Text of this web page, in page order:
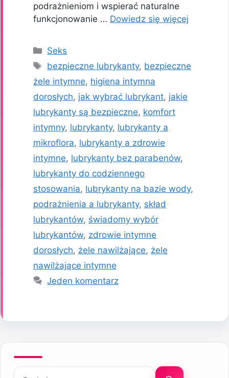
podrażnieniom i wspierać naturalne
funkcjonowanie … Dowiedz się więcej
Kategorie
Seks
Tagi
bezpieczne lubrykanty, bezpieczne
żele intymne, higiena intymna
dorosłych, jak wybrać lubrykant, jakie
lubrykanty są bezpieczne, komfort
intymny, lubrykanty, lubrykanty a
mikroflora, lubrykanty a zdrowie
intymne, lubrykanty bez parabenów,
lubrykanty do codziennego
stosowania, lubrykanty na bazie wody,
podrażnienia a lubrykanty, skład
lubrykantów, świadomy wybór
lubrykantów, zdrowie intymne
dorosłych, żele nawilżające, żele
nawilżające intymne
Jeden komentarz
Szukaj: